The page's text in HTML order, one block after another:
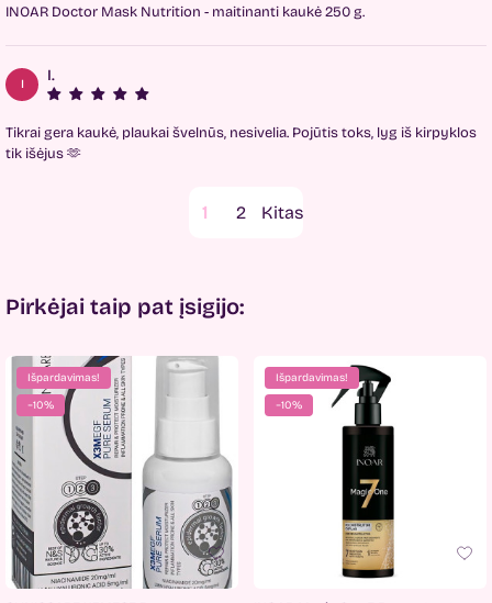
INOAR Doctor Mask Nutrition - maitinanti kaukė 250 g.
I I.
Tikrai gera kaukė, plaukai švelnūs, nesivelia. Pojūtis toks, lyg iš kirpyklos
tik išėjus 🫶
1 2
Pirkėjai taip pat įsigijo:
Išpardavimas!
−10%
Išpardavimas!
−10%